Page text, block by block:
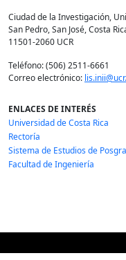
Ciudad de la Investigación,
San Pedro, San José, Costa
11501-2060 UCR
Teléfono: (506) 2511-6661
Correo electrónico:
ENLACES DE INTERÉS
Universidad de Costa Rica
Rectoría
Sistema de Estudios de
Facultad de Ingeniería